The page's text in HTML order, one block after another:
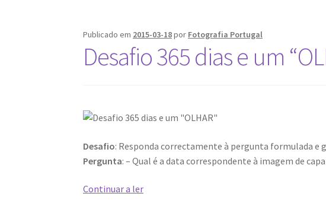
Publicado em 2015-03-18por Fotografia Portugal
Desafio 365 dias e um
Desafio: Responda correctamente à pergunta formulada
Pergunta: – Qual é a data correspondente à imagem de
Continuar a lerDesafio